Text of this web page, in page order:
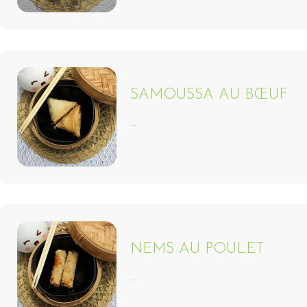
SAMOUSSA AU BŒUF
...
NEMS AU POULET
...